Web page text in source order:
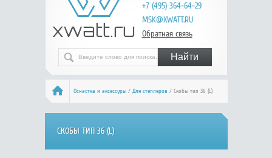
+7 (495) 364-64-29
MSK@XWATT.RU
Обратная связь
Оснастка и аксессуры/ Для степлеров / Скобы тип 36 (L)
СКОБЫ ТИП 36 (L)